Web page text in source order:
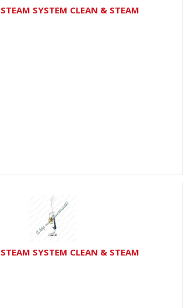
SYSTEM CLEAN & STEAM
SYSTEM CLEAN & STEAM